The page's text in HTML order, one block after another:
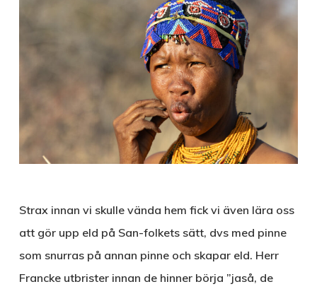
Strax innan vi skulle vända hem fick vi även lära oss
att gör upp eld på San-folkets sätt, dvs med pinne
som snurras på annan pinne och skapar eld. Herr
Francke utbrister innan de hinner börja ”jaså, de